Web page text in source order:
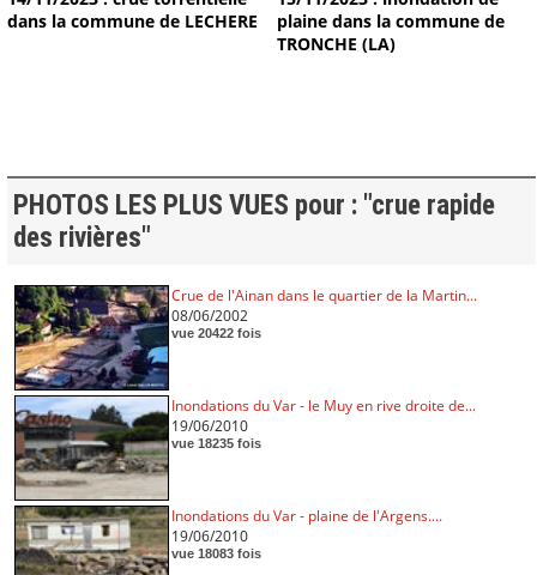
dans la commune de LECHERE
plaine dans la commune de
TRONCHE (LA)
PHOTOS LES PLUS VUES pour : "crue rapide
des rivières"
Crue de l'Ainan dans le quartier de la Martin...
08/06/2002
vue 20422 fois
Inondations du Var - le Muy en rive droite de...
19/06/2010
vue 18235 fois
Inondations du Var - plaine de l'Argens....
19/06/2010
vue 18083 fois